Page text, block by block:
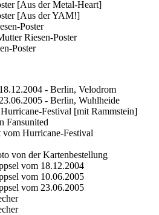
[Aus der Metal-Heart]
[Aus der YAM!]
Poster
Riesen-Poster
Poster
- Berlin, Velodrom
- Berlin, Wuhlheide
Festival [mit Rammstein]
Fansunited
vom Hurricane-Festival
von der Kartenbestellung
vom 18.12.2004
vom 10.06.2005
vom 23.06.2005